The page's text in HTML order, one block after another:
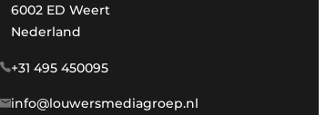
6002 ED Weert
Nederland
+31 495 450095
info@louwersmediagroep.nl